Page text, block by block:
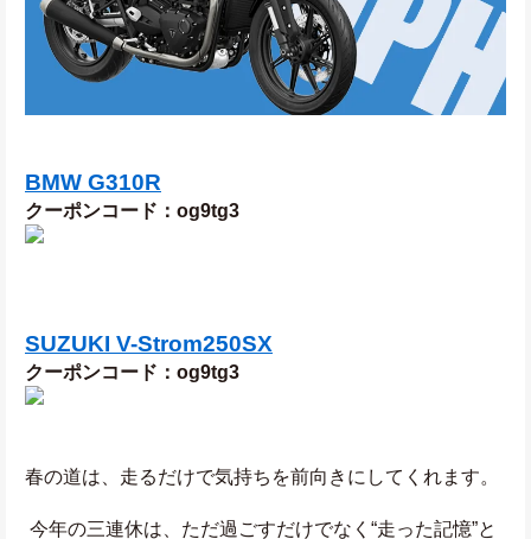
BMW G310R
クーポンコード：og9tg3
SUZUKI V-Strom250SX
クーポンコード：og9tg3
春の道は、走るだけで気持ちを前向きにしてくれます。